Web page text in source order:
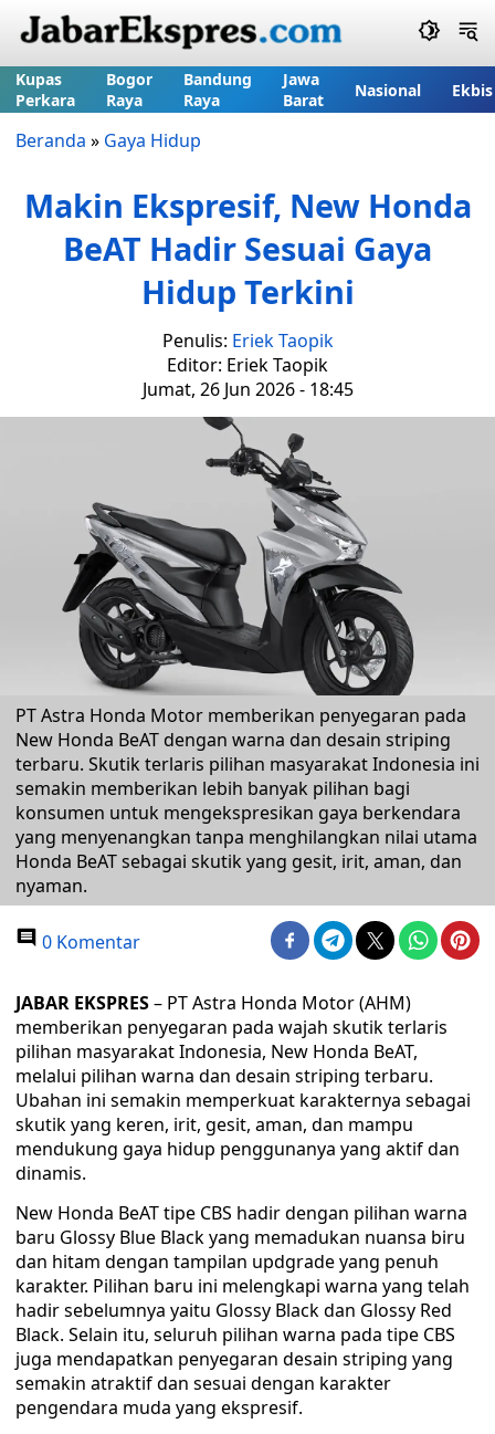
Kupas
Perkara
Bogor
Raya
Bandung
Raya
Jawa
Barat
Nasional Ekbis
Beranda » Gaya Hidup
Makin Ekspresif, New Honda
BeAT Hadir Sesuai Gaya
Hidup Terkini
Penulis: Eriek Taopik
Editor: Eriek Taopik
Jumat, 26 Jun 2026 - 18:45
PT Astra Honda Motor memberikan penyegaran pada
New Honda BeAT dengan warna dan desain striping
terbaru. Skutik terlaris pilihan masyarakat Indonesia ini
semakin memberikan lebih banyak pilihan bagi
konsumen untuk mengekspresikan gaya berkendara
yang menyenangkan tanpa menghilangkan nilai utama
Honda BeAT sebagai skutik yang gesit, irit, aman, dan
nyaman.
0 Komentar
JABAR EKSPRES– PT Astra Honda Motor (AHM)
memberikan penyegaran pada wajah skutik terlaris
pilihan masyarakat Indonesia, New Honda BeAT,
melalui pilihan warna dan desain striping terbaru.
Ubahan ini semakin memperkuat karakternya sebagai
skutik yang keren, irit, gesit, aman, dan mampu
mendukung gaya hidup penggunanya yang aktif dan
dinamis.
New Honda BeAT tipe CBS hadir dengan pilihan warna
baru Glossy Blue Black yang memadukan nuansa biru
dan hitam dengan tampilan updgrade yang penuh
karakter. Pilihan baru ini melengkapi warna yang telah
hadir sebelumnya yaitu Glossy Black dan Glossy Red
Black. Selain itu, seluruh pilihan warna pada tipe CBS
juga mendapatkan penyegaran desain striping yang
semakin atraktif dan sesuai dengan karakter
pengendara muda yang ekspresif.